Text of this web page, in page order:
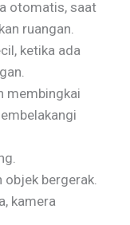
otomatis, saat
ruangan.
ketika ada
membingkai
bergerak.
kamera